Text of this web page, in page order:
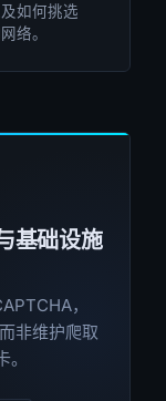
如何挑选
络。
基础设施
，
非维护爬取